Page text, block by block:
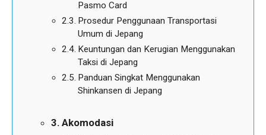
Pasmo Card
Prosedur Penggunaan Transportasi
Umum di Jepang
Keuntungan dan Kerugian Menggunakan
Taksi di Jepang
Panduan Singkat Menggunakan
Shinkansen di Jepang
Akomodasi